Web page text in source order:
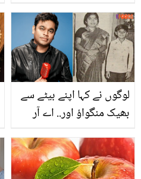
لوگوں نے کہا اپنے بیٹے سے
بھیک منگواؤ اور.. اے آر
حقائق جن سے بہت کم لوگ
واقف ہیں